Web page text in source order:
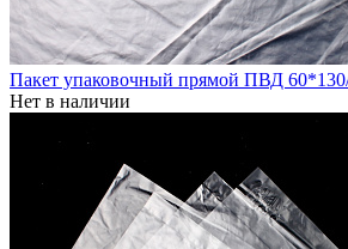
Пакет упаковочный прямой ПВД
Нет в наличии